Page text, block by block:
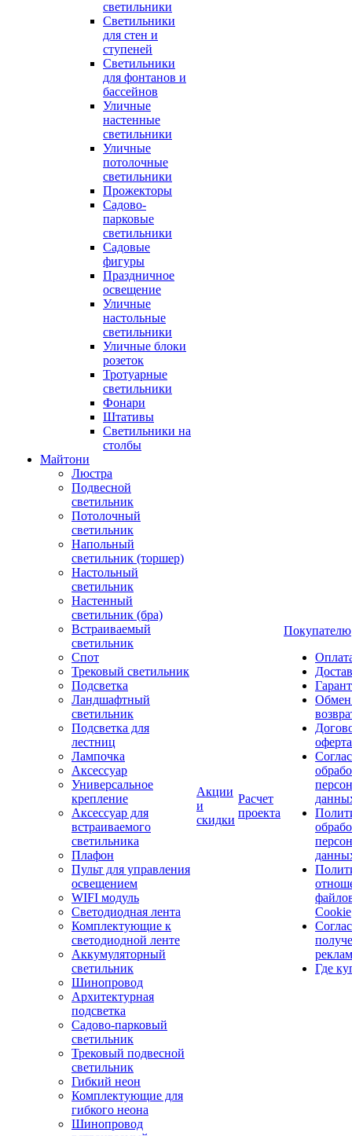
светильники
Светильники
для стен и
ступеней
Светильники
для фонтанов и
бассейнов
Уличные
настенные
светильники
Уличные
потолочные
светильники
Прожекторы
Садово-
парковые
светильники
Садовые
фигуры
Праздничное
освещение
Уличные
настольные
светильники
Уличные блоки
розеток
Тротуарные
светильники
Фонари
Штативы
Светильники на
столбы
Майтони
Люстра
Подвесной
светильник
Потолочный
светильник
Напольный
светильник (торшер)
Настольный
светильник
Настенный
светильник (бра)
Встраиваемый
светильник
Спот
Трековый светильник
Подсветка
Ландшафтный
светильник
Подсветка для
лестниц
Лампочка
Аксессуар
Универсальное
крепление
Аксессуар для
встраиваемого
светильника
Плафон
Пульт для управления
освещением
WIFI модуль
Светодиодная лента
Комплектующие к
светодиодной ленте
Аккумуляторный
светильник
Шинопровод
Архитектурная
подсветка
Садово-парковый
светильник
Трековый подвесной
светильник
Гибкий неон
Комплектующие для
гибкого неона
Шинопровод
Акции
и
скидки
Расчет
проекта
Покупателю
оферта
Cookie
Где